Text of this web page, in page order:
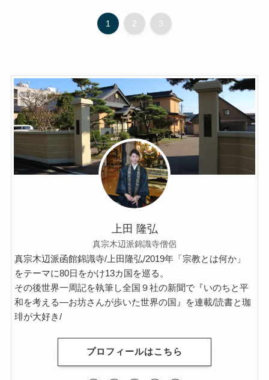
ボスニア・クロアチア編
イタリア・バチカン編
スペイン編
アメリカ編
1 2 3
上田 隆弘
真宗木辺派錦識寺僧侶
真宗木辺派函館錦識寺/上田隆弘/2019年「宗教とは何か」
をテーマに80日をかけ13カ国を巡る。
その後世界一周記を執筆し全国９社の新聞で『いのちと平
和を考える―お坊さんが歩いた世界の国』を連載/読書と珈
琲が大好き/
プロフィールはこちら